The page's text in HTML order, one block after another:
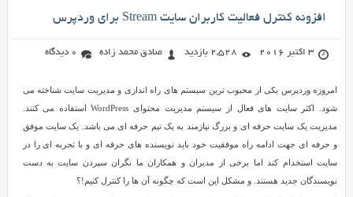
افزونه کنترل فعالیت کاربران سایت Stream برای وردپرس
3 اکتبر 2016 2,528 بازدید صادق محمد زاده 0 دیدگاه
امروزه وردپرس یکی از محبوب ترین سیستم های راه اندازی و مدیریت سایت شناخته می
شود. اکثر سایت های فعال از سیستم مدیریت محتوای WordPress استفاده می کنند.
مدیریت یک سایت حرفه ای و بزرگ نیازمند به یک تیم حرفه ای می باشد. یک سایت موفق
و حرفه ای جهت ادامه راه موفقیت خود باید نویسنده های حرفه ای و با تجربه ای را در
سایت استخدام کند اما برخی از مدیران و همکاران ما نگران سپردن سایت به دست
نویسندگان جدید هستند. و مشکل این است که چگونه آن ها را کنترل کنیم!؟